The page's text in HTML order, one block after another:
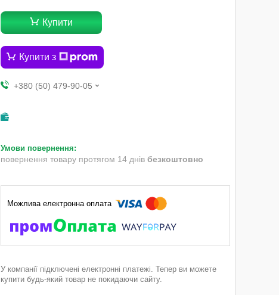
Купити
Купити з
+380 (50) 479-90-05
повернення товару протягом 14 днів безкоштовно
У компанії підключені електронні платежі. Тепер ви можете
купити будь-який товар не покидаючи сайту.